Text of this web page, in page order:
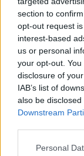
section to
opt-out request
interest-based
us or personal
your opt-out.
disclosure of
IAB’s list of
also be
Downstream
Please note that
Personal
Για
Κέρκυρα